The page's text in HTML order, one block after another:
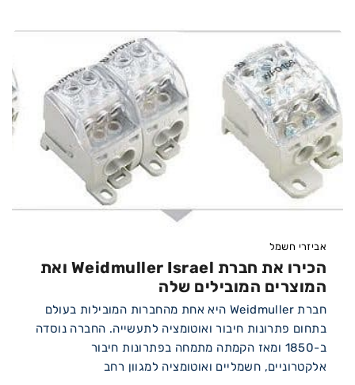
אביזרי חשמל
הכירו את חברת Weidmuller Israel ואת
המוצרים המובילים שלה
חברת Weidmuller היא אחת מהחברות המובילות בעולם
בתחום פתרונות חיבור ואוטומציה לתעשייה. החברה נוסדה
ב-1850 ומאז הקמתה מתמחה בפתרונות חיבור
אלקטרוניים, חשמליים ואוטומציה למגוון רחב